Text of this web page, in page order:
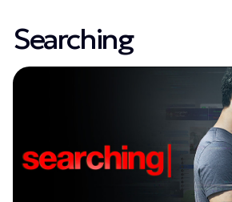
Searching